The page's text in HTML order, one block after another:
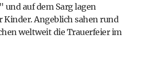
auf dem Sarg lagen
Kinder. Angeblich sahen rund
weltweit die Trauerfeier im